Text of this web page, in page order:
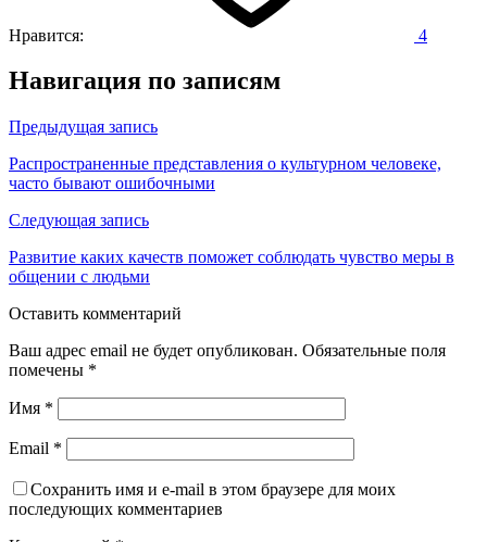
Нравится: 4
Навигация по записям
Предыдущая запись
Распространенные представления о культурном человеке,
часто бывают ошибочными
Следующая запись
Развитие каких качеств поможет соблюдать чувство меры в
общении с людьми
Оставить комментарий
Ваш адрес email не будет опубликован. Обязательные поля
помечены *
Имя *
Email *
Сохранить имя и e-mail в этом браузере для моих
последующих комментариев